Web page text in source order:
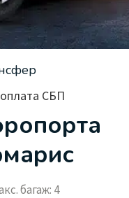
СБП
багаж: 4